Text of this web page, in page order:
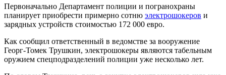
Первоначально Департамент полиции и погранохраны
планирует приобрести примерно сотню электрошокеров и
зарядных устройств стоимостью 172 000 евро.
Как сообщил ответственный в ведомстве за вооружение
Георг-Томек Трушкин, электрошокеры являются табельным
оружием спецподразделений полиции уже несколько лет.